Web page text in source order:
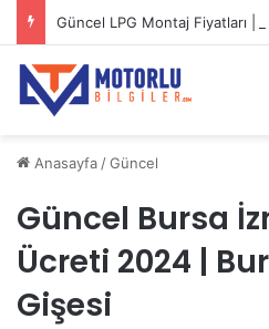
Güncel LPG Montaj Fiyatları |
Anasayfa /Güncel
Güncel Bursa
Ücreti 2024 |
Gişesi